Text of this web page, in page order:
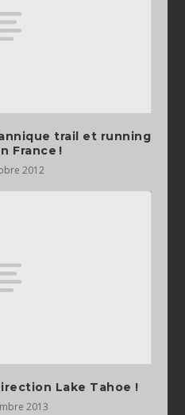
trail et running
France !
2012
Lake Tahoe !
2013